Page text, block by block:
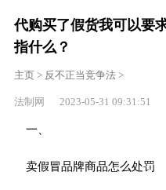
代购买了假货我可以要
指什么？
主页> 反不正当竞争法>
法制网 2023-05-31 09:31:51
一、
卖假冒品牌商品怎么处罚